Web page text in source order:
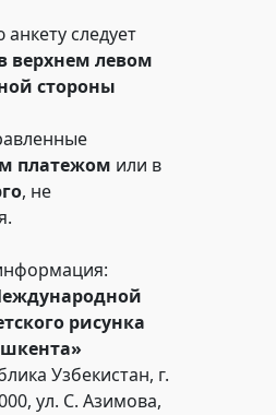
следует
верхнем левом
стороны
платежом или в
, не
рисунка
Узбекистан, г.
ул. С. Азимова,